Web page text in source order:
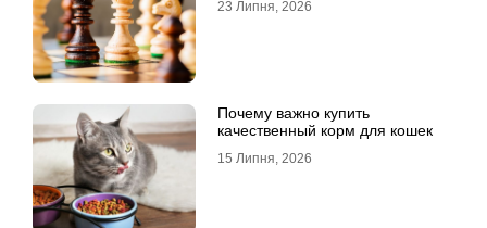
23 Липня, 2026
Почему важно купить
качественный корм для кошек
15 Липня, 2026